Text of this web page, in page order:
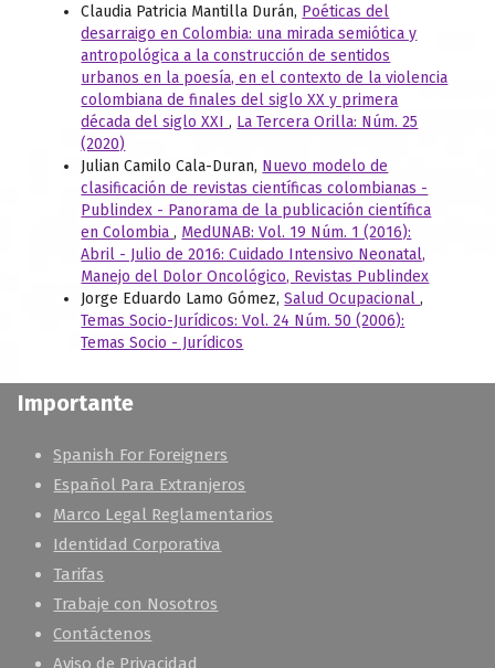
Claudia Patricia Mantilla Durán, Poéticas del
desarraigo en Colombia: una mirada semiótica y
antropológica a la construcción de sentidos
urbanos en la poesía, en el contexto de la violencia
colombiana de finales del siglo XX y primera
década del siglo XXI, La Tercera Orilla: Núm. 25
(2020)
Julian Camilo Cala-Duran, Nuevo modelo de
clasificación de revistas científicas colombianas -
Publindex - Panorama de la publicación científica
en Colombia, MedUNAB: Vol. 19 Núm. 1 (2016):
Abril - Julio de 2016: Cuidado Intensivo Neonatal,
Manejo del Dolor Oncológico, Revistas Publindex
Jorge Eduardo Lamo Gómez,Salud Ocupacional,
Temas Socio-Jurídicos: Vol. 24 Núm. 50 (2006):
Temas Socio - Jurídicos
Importante
Spanish For Foreigners
Español Para Extranjeros
Marco Legal Reglamentarios
Identidad Corporativa
Tarifas
Trabaje con Nosotros
Contáctenos
Aviso de Privacidad